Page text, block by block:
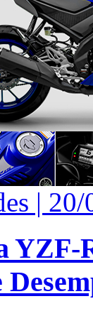
| 20/
YZF-